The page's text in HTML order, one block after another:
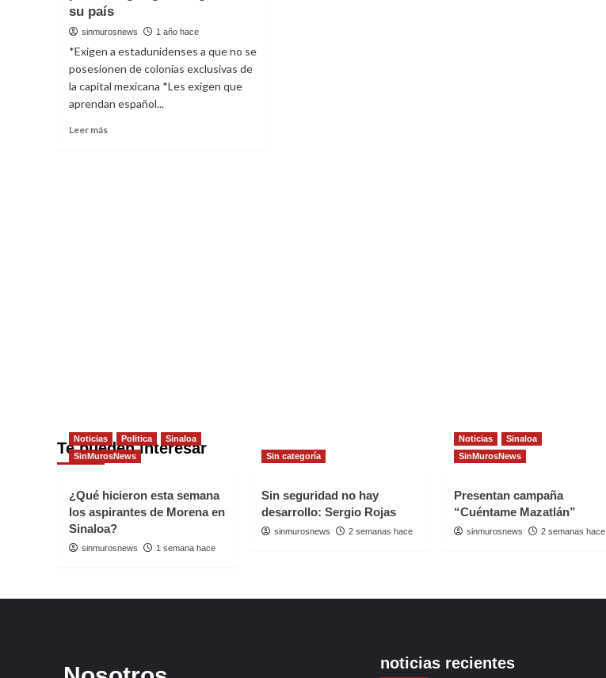
su país
sinmurosnews 1 año hace
*Exigen a estadunidenses a que no se
posesionen de colonias exclusivas de
la capital mexicana *Les exigen que
aprendan español...
Leer más
Te pueden interesar
Noticias Politica
Sinaloa
SinMurosNews
¿Qué hicieron esta semana
los aspirantes de Morena en
Sinaloa?
sinmurosnews 1 semana hace
Sin categoría
Sin seguridad no hay
desarrollo: Sergio Rojas
sinmurosnews 2 semanas hace
Noticias
Sinaloa
SinMurosNews
Presentan campaña
“Cuéntame Mazatlán”
sinmurosnews 2 semanas hace
noticias recientes